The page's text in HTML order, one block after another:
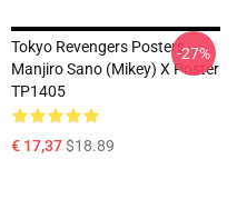
Tokyo Revengers Posters -
Manjiro Sano (Mikey) X Poster
TP1405
€ 17,37$18.89
-27%